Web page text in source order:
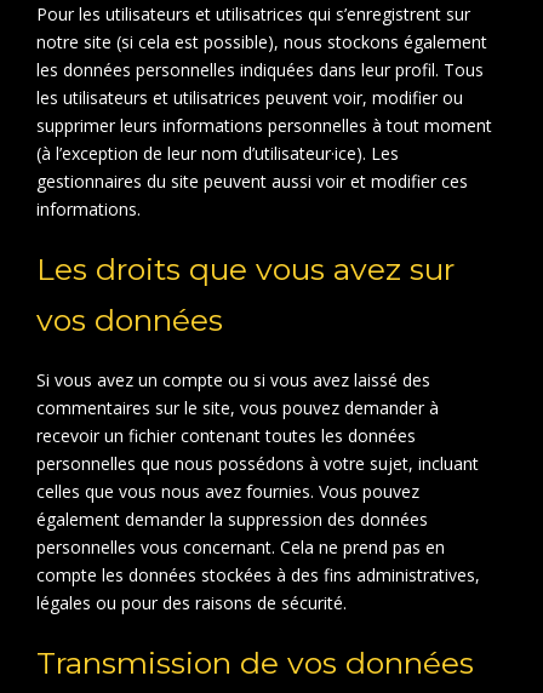
Pour les utilisateurs et utilisatrices qui s’enregistrent sur
notre site (si cela est possible), nous stockons également
les données personnelles indiquées dans leur profil. Tous
les utilisateurs et utilisatrices peuvent voir, modifier ou
supprimer leurs informations personnelles à tout moment
(à l’exception de leur nom d’utilisateur·ice). Les
gestionnaires du site peuvent aussi voir et modifier ces
informations.
Les droits que vous avez sur
vos données
Si vous avez un compte ou si vous avez laissé des
commentaires sur le site, vous pouvez demander à
recevoir un fichier contenant toutes les données
personnelles que nous possédons à votre sujet, incluant
celles que vous nous avez fournies. Vous pouvez
également demander la suppression des données
personnelles vous concernant. Cela ne prend pas en
compte les données stockées à des fins administratives,
légales ou pour des raisons de sécurité.
Transmission de vos données